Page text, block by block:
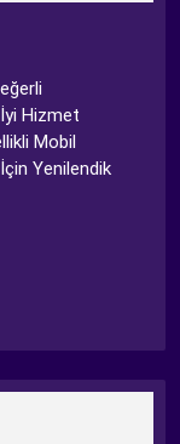
Hizmet
Mobil
Yenilendik